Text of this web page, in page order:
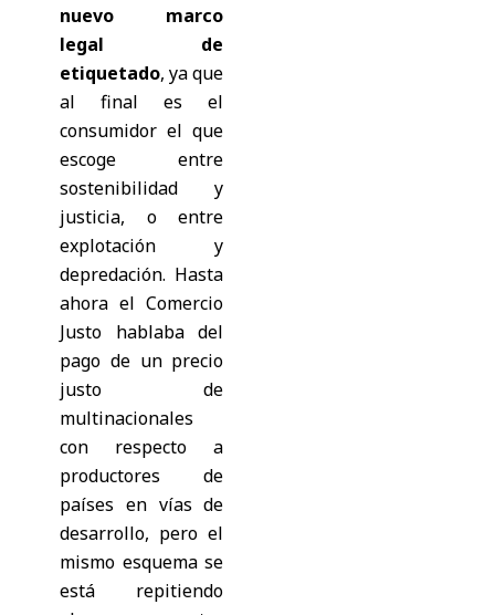
nuevo marco
legal de
etiquetado, ya que
al final es el
consumidor el que
escoge entre
sostenibilidad y
justicia, o entre
explotación y
depredación. Hasta
ahora el Comercio
Justo hablaba del
pago de un precio
justo de
multinacionales
con respecto a
productores de
países en vías de
desarrollo, pero el
mismo esquema se
está repitiendo